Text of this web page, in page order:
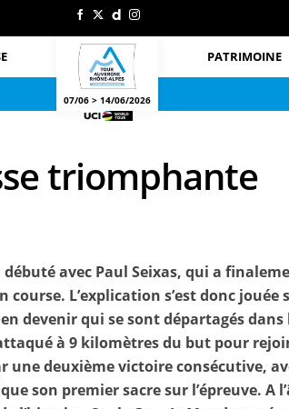
07/06 > 14/06/2026
PATRIMOINE
triomphante
débuté avec Paul Seixas, qui a
L’explication s’est donc jouée
devenir qui se sont départagés
à 9 kilomètres du but pour
une deuxième victoire consécutive,
son premier sacre sur l’épreuve. A